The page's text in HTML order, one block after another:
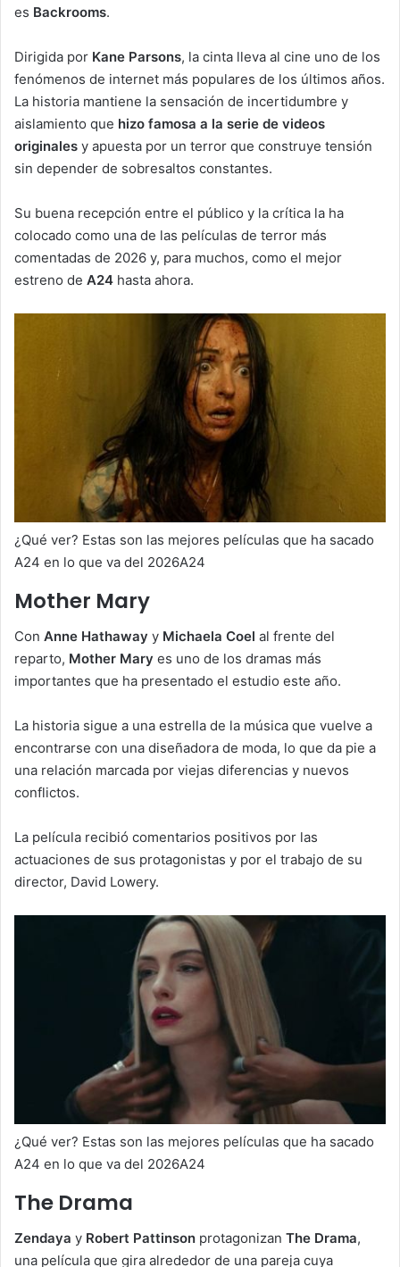
es Backrooms.
Dirigida por Kane Parsons, la cinta lleva al cine uno de los
fenómenos de internet más populares de los últimos años.
La historia mantiene la sensación de incertidumbre y
aislamiento que hizo famosa a la serie de videos
originales y apuesta por un terror que construye tensión
sin depender de sobresaltos constantes.
Su buena recepción entre el público y la crítica la ha
colocado como una de las películas de terror más
comentadas de 2026 y, para muchos, como el mejor
estreno de A24 hasta ahora.
¿Qué ver? Estas son las mejores películas que ha sacado
A24 en lo que va del 2026A24
Mother Mary
Con Anne Hathaway y Michaela Coel al frente del
reparto, Mother Mary es uno de los dramas más
importantes que ha presentado el estudio este año.
La historia sigue a una estrella de la música que vuelve a
encontrarse con una diseñadora de moda, lo que da pie a
una relación marcada por viejas diferencias y nuevos
conflictos.
La película recibió comentarios positivos por las
actuaciones de sus protagonistas y por el trabajo de su
director, David Lowery.
¿Qué ver? Estas son las mejores películas que ha sacado
A24 en lo que va del 2026A24
The Drama
Zendaya y Robert Pattinson protagonizan The Drama,
una película que gira alrededor de una pareja cuya